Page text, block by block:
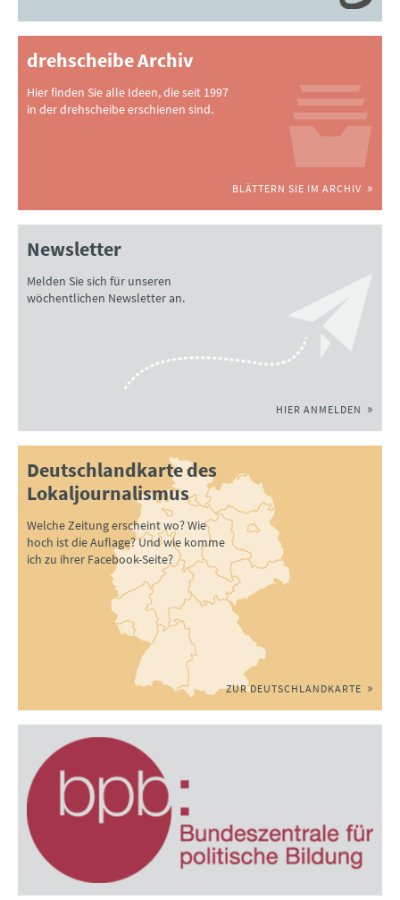
drehscheibe Archiv
Hier finden Sie alle Ideen, die seit 1997
in der drehscheibe erschienen sind.
BLÄTTERN SIE IM ARCHIV
Newsletter
Melden Sie sich für unseren
wöchentlichen Newsletter an.
HIER ANMELDEN
Deutschlandkarte des
Lokaljournalismus
Welche Zeitung erscheint wo? Wie
hoch ist die Auflage? Und wie komme
ich zu ihrer Facebook-Seite?
ZUR DEUTSCHLANDKARTE